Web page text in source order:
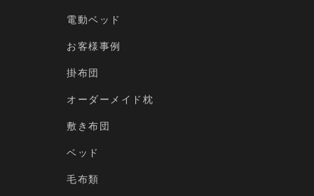
電動ベッド
お客様事例
掛布団
オーダーメイド枕
敷き布団
ベッド
毛布類